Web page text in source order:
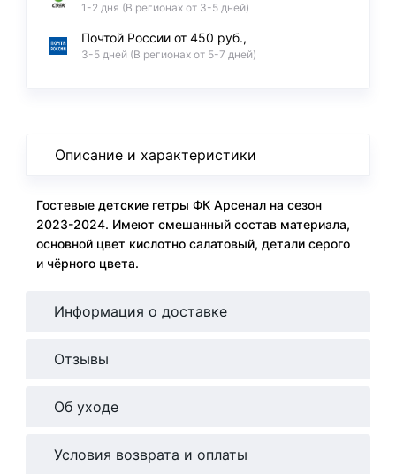
1-2 дня (В регионах от 3-5 дней)
Почтой России от 450 руб.,
3-5 дней (В регионах от 5-7 дней)
Описание и характеристики
Гостевые детские гетры ФК Арсенал на сезон
2023-2024. Имеют смешанный состав материала,
основной цвет кислотно салатовый, детали серого
и чёрного цвета.
Информация о доставке
Отзывы
Об уходе
Условия возврата и оплаты